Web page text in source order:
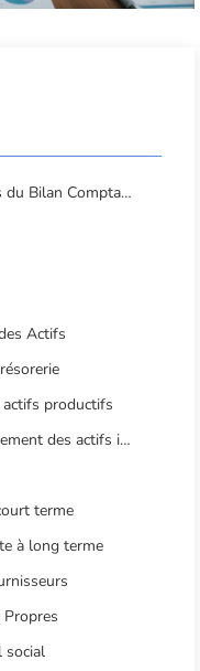
2. Analyse des Composantes du Bilan Comptable
Actifs
productifs
Dépréciation et amortissement des actifs immobilisés
terme
à long terme
social